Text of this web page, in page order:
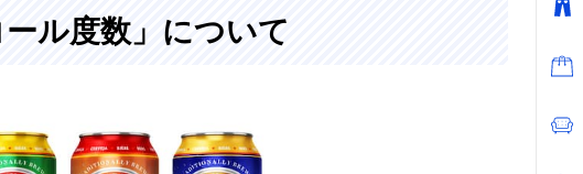
発祥のビール
ル度数」について